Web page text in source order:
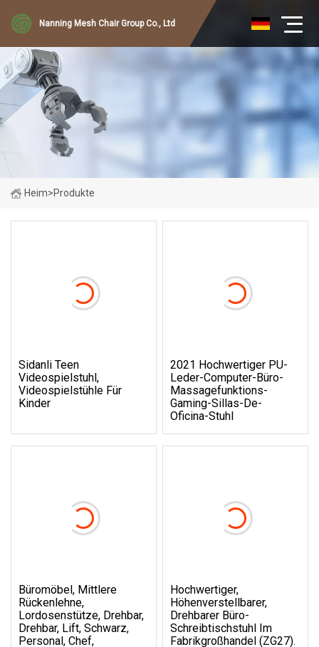
Nanning Mesh Chair Group Co., Ltd
Heim>Produkte
Sidanli Teen
Videospielstuhl,
Videospielstühle Für
Kinder
2021 Hochwertiger PU-
Leder-Computer-Büro-
Massagefunktions-
Gaming-Sillas-De-
Oficina-Stuhl
Büromöbel, Mittlere
Rückenlehne,
Lordosenstütze, Drehbar,
Drehbar, Lift, Schwarz,
Personal, Chef,
Hochwertiger,
Höhenverstellbarer,
Drehbarer Büro-
Schreibtischstuhl Im
Fabrikgroßhandel (ZG27).